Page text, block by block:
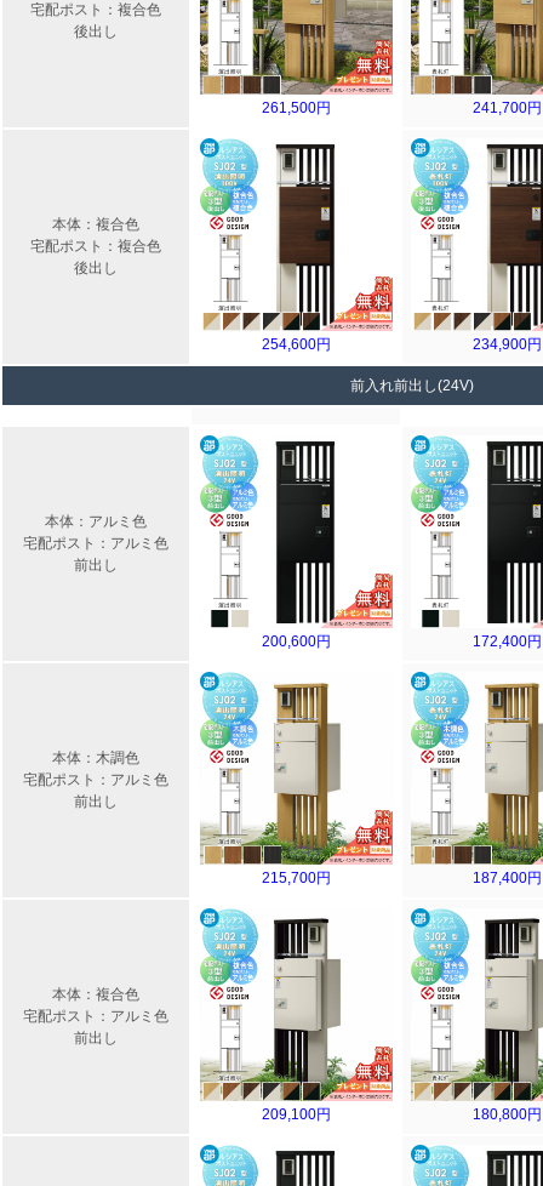
宅配ポスト：複合色
後出し
261,500円 241,700円
本体：複合色
宅配ポスト：複合色
後出し
254,600円 234,900円
前入れ前出し(24V)
本体：アルミ色
宅配ポスト：アルミ色
前出し
200,600円 172,400円
本体：木調色
宅配ポスト：アルミ色
前出し
215,700円 187,400円
本体：複合色
宅配ポスト：アルミ色
前出し
209,100円 180,800円